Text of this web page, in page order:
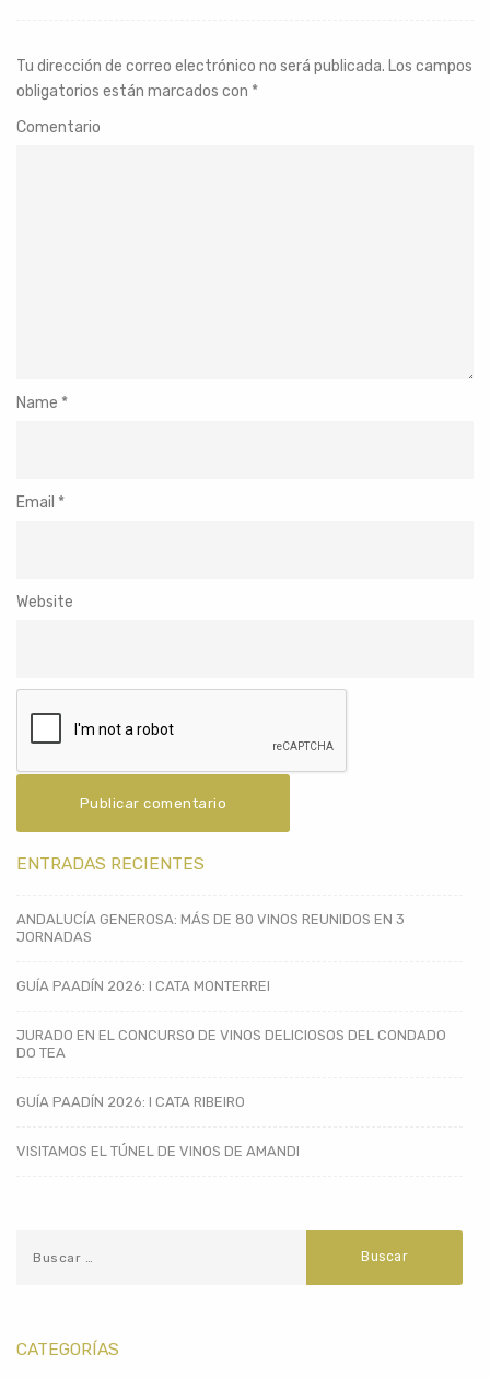
Tu dirección de correo electrónico no será publicada. Los campos
obligatorios están marcados con *
Comentario
Name *
Email *
Website
ENTRADAS RECIENTES
ANDALUCÍA GENEROSA: MÁS DE 80 VINOS REUNIDOS EN 3
JORNADAS
GUÍA PAADÍN 2026: I CATA MONTERREI
JURADO EN EL CONCURSO DE VINOS DELICIOSOS DEL CONDADO
DO TEA
GUÍA PAADÍN 2026: I CATA RIBEIRO
VISITAMOS EL TÚNEL DE VINOS DE AMANDI
CATEGORÍAS